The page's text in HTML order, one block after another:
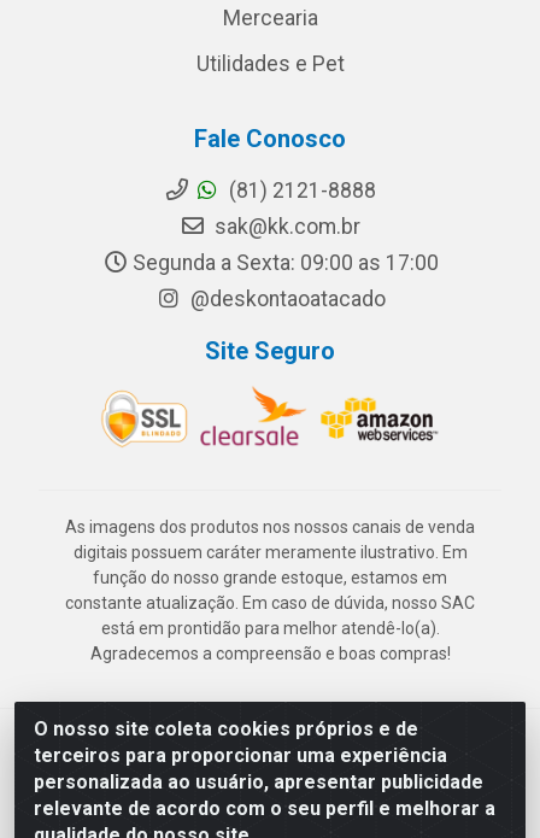
O nosso site coleta cookies próprios e de
terceiros para proporcionar uma experiência
personalizada ao usuário, apresentar publicidade
relevante de acordo com o seu perfil e melhorar a
Mercearia
Utilidades e Pet
Fale Conosco
(81) 2121-8888
sak@kk.com.br
Segunda a Sexta: 09:00 as 17:00
@deskontaoatacado
Site Seguro
As imagens dos produtos nos nossos canais de venda
digitais possuem caráter meramente ilustrativo. Em
função do nosso grande estoque, estamos em
constante atualização. Em caso de dúvida, nosso SAC
está em prontidão para melhor atendê-lo(a).
Agradecemos a compreensão e boas compras!
Deskontão Atacado - Av. Marechal Mascarenhas de Morais, 2471 -
Imbiribeira - Recife/PE - CEP 51.150-001 - CNPJ 24.150.377/0003-
57